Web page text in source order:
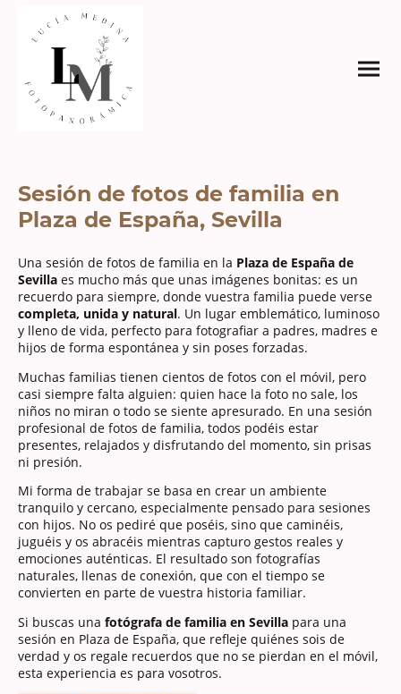
Sesión de fotos de familia en
Plaza de España, Sevilla
Una sesión de fotos de familia en la Plaza de España de
Sevilla es mucho más que unas imágenes bonitas: es un
recuerdo para siempre, donde vuestra familia puede verse
completa, unida y natural. Un lugar emblemático, luminoso
y lleno de vida, perfecto para fotografiar a padres, madres e
hijos de forma espontánea y sin poses forzadas.
Muchas familias tienen cientos de fotos con el móvil, pero
casi siempre falta alguien: quien hace la foto no sale, los
niños no miran o todo se siente apresurado. En una sesión
profesional de fotos de familia, todos podéis estar
presentes, relajados y disfrutando del momento, sin prisas
ni presión.
Mi forma de trabajar se basa en crear un ambiente
tranquilo y cercano, especialmente pensado para sesiones
con hijos. No os pediré que poséis, sino que caminéis,
juguéis y os abracéis mientras capturo gestos reales y
emociones auténticas. El resultado son fotografías
naturales, llenas de conexión, que con el tiempo se
convierten en parte de vuestra historia familiar.
Si buscas una fotógrafa de familia en Sevilla para una
sesión en Plaza de España, que refleje quiénes sois de
verdad y os regale recuerdos que no se pierdan en el móvil,
esta experiencia es para vosotros.